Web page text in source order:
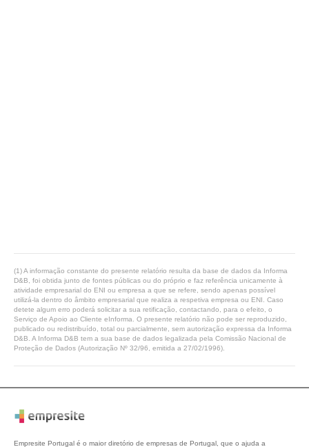
(1) A informação constante do presente relatório resulta da base de dados da Informa
D&B, foi obtida junto de fontes públicas ou do próprio e faz referência unicamente à
atividade empresarial do ENI ou empresa a que se refere, sendo apenas possível
utilizá-la dentro do âmbito empresarial que realiza a respetiva empresa ou ENI. Caso
detete algum erro poderá solicitar a sua retificação, contactando, para o efeito, o
Serviço de Apoio ao Cliente eInforma. O presente relatório não pode ser reproduzido,
publicado ou redistribuído, total ou parcialmente, sem autorização expressa da Informa
D&B. A Informa D&B tem a sua base de dados legalizada pela Comissão Nacional de
Proteção de Dados (Autorização Nº 32/96, emitida a 27/02/1996).
Empresite Portugal é o maior diretório de empresas de Portugal, que o ajuda a